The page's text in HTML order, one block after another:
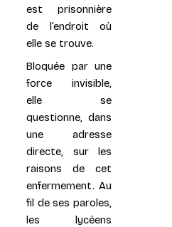
est prisonnière
de l’endroit où
elle se trouve.
Bloquée par une
force invisible,
elle se
questionne, dans
une adresse
directe, sur les
raisons de cet
enfermement. Au
fil de ses paroles,
les lycéens